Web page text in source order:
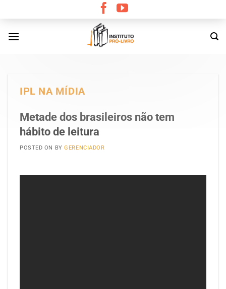
content
IPL NA MÍDIA
Metade dos brasileiros não tem
hábito de leitura
POSTED ON BYGERENCIADOR